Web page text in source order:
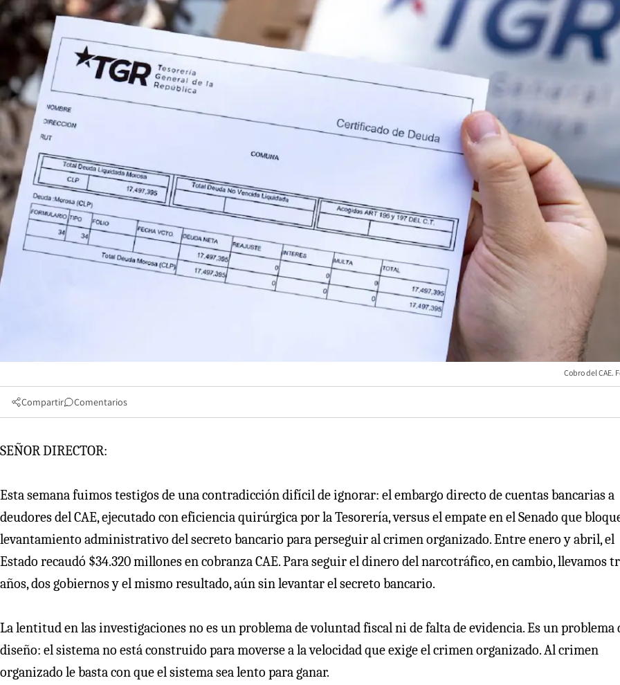
Cobro del CAE.
Compartir Comentarios
SEÑOR DIRECTOR:
Esta semana fuimos testigos de una contradicción difícil de ignorar: el embargo directo de cuentas bancarias a
deudores del CAE, ejecutado con eficiencia quirúrgica por la Tesorería, versus el empate en el Senado que
levantamiento administrativo del secreto bancario para perseguir al crimen organizado. Entre enero y abril, el
Estado recaudó $34.320 millones en cobranza CAE. Para seguir el dinero del narcotráfico, en cambio, llevamos
años, dos gobiernos y el mismo resultado, aún sin levantar el secreto bancario.
La lentitud en las investigaciones no es un problema de voluntad fiscal ni de falta de evidencia. Es un problema
diseño: el sistema no está construido para moverse a la velocidad que exige el crimen organizado. Al crimen
organizado le basta con que el sistema sea lento para ganar.